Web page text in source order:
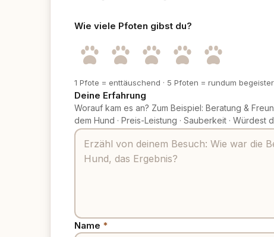
Wie viele Pfoten gibst du?
1 Pfote = enttäuschend · 5 Pfoten = rundum
Deine Erfahrung
Worauf kam es an? Zum Beispiel: Beratung &
dem Hund · Preis-Leistung · Sauberkeit · Würdest
Name *